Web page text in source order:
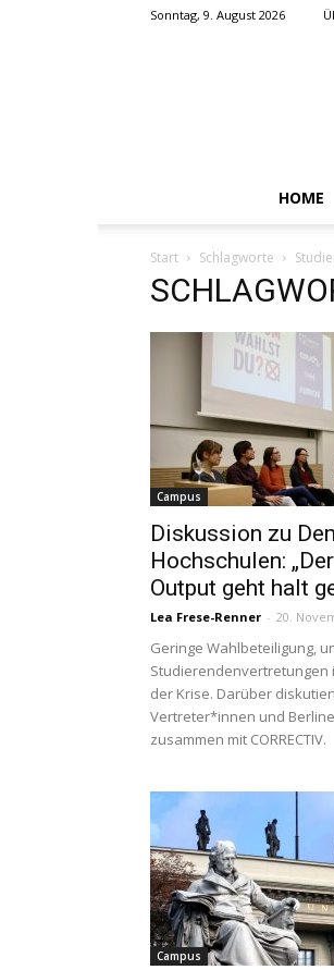
Sonntag, 9. August 2026
HOME
Start Schlagworte
Campus
Diskussion zu
Hochschulen:
Output geht halt
Lea Frese-Renner - 20.
Geringe Wahlbeteiligung,
Studierendenvertretungen
der Krise. Darüber
Vertreter*innen und
zusammen mit CORRECTIV.
Campus